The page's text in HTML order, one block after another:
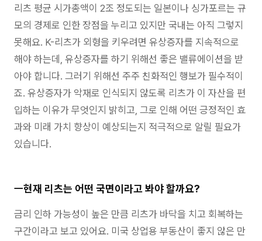
리츠 평균 시가총액이 2조 정도되는 일본이나 싱가포르는 규
모의 경제로 인한 장점을 누리고 있지만 국내는 아직 그렇지
못해요. K-리츠가 외형을 키우려면 유상증자를 지속적으로
해야 하는데, 유상증자를 하기 위해선 좋은 밸류에이션을 받
아야 합니다. 그러기 위해선 주주 친화적인 행보가 필수적이
죠. 유상증자가 악재로 인식되지 않도록 리츠가 이 자산을 편
입하는 이유가 무엇인지 밝히고, 그로 인해 어떤 긍정적인 효
과와 미래 가치 향상이 예상되는지 적극적으로 알릴 필요가
있습니다.
ㅡ현재 리츠는 어떤 국면이라고 봐야 할까요?
금리 인하 가능성이 높은 만큼 리츠가 바닥을 치고 회복하는
구간이라고 보고 있어요. 미국 상업용 부동산이 좋지 않은 만